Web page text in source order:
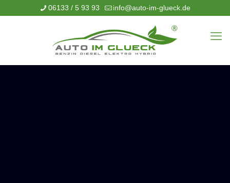
06133 / 5 93 93 info@auto-im-glueck.de